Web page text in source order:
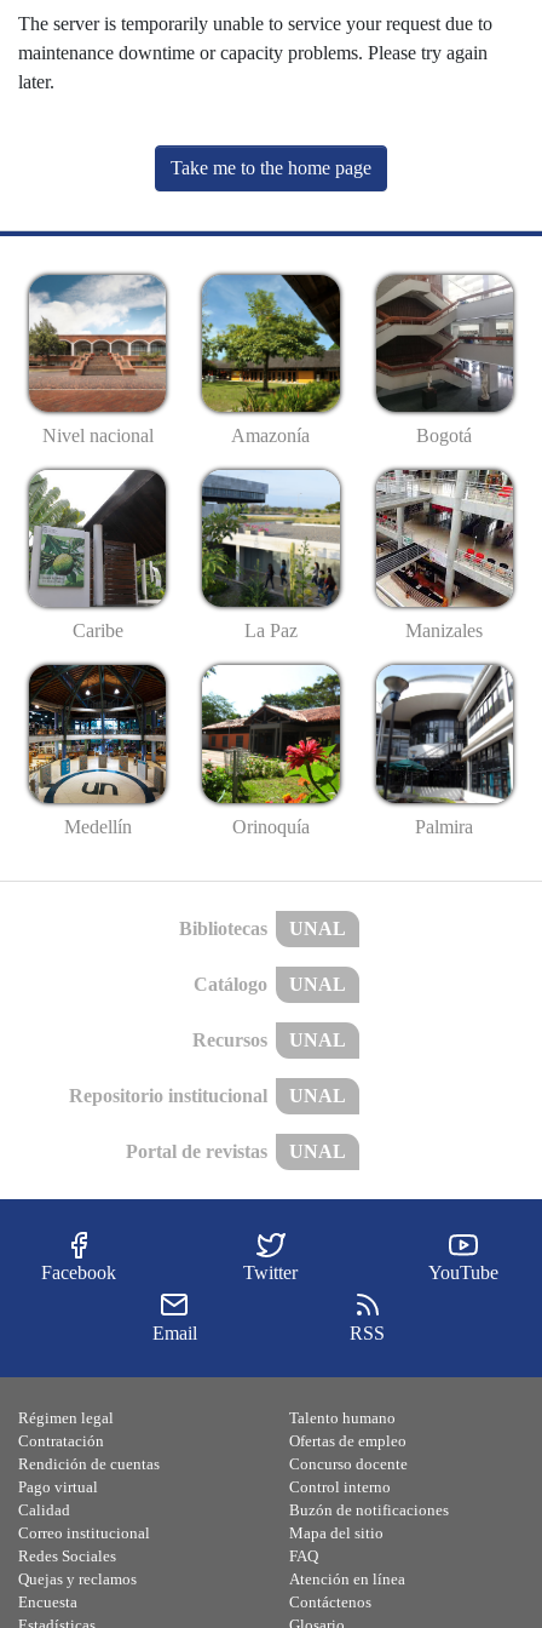
The server is temporarily unable to service your request due to
maintenance downtime or capacity problems. Please try again
later.
Take me to the home page
Nivel nacional Amazonía Bogotá
Caribe La Paz Manizales
Medellín Orinoquía Palmira
Bibliotecas UNAL
Catálogo UNAL
Recursos UNAL
Repositorio institucional UNAL
Portal de revistas UNAL
Facebook Twitter YouTube
Email RSS
Régimen legal
Contratación
Rendición de cuentas
Pago virtual
Calidad
Talento humano
Ofertas de empleo
Concurso docente
Control interno
Buzón de notificaciones
Correo institucional
Redes Sociales
Quejas y reclamos
Encuesta
Mapa del sitio
FAQ
Atención en línea
Contáctenos